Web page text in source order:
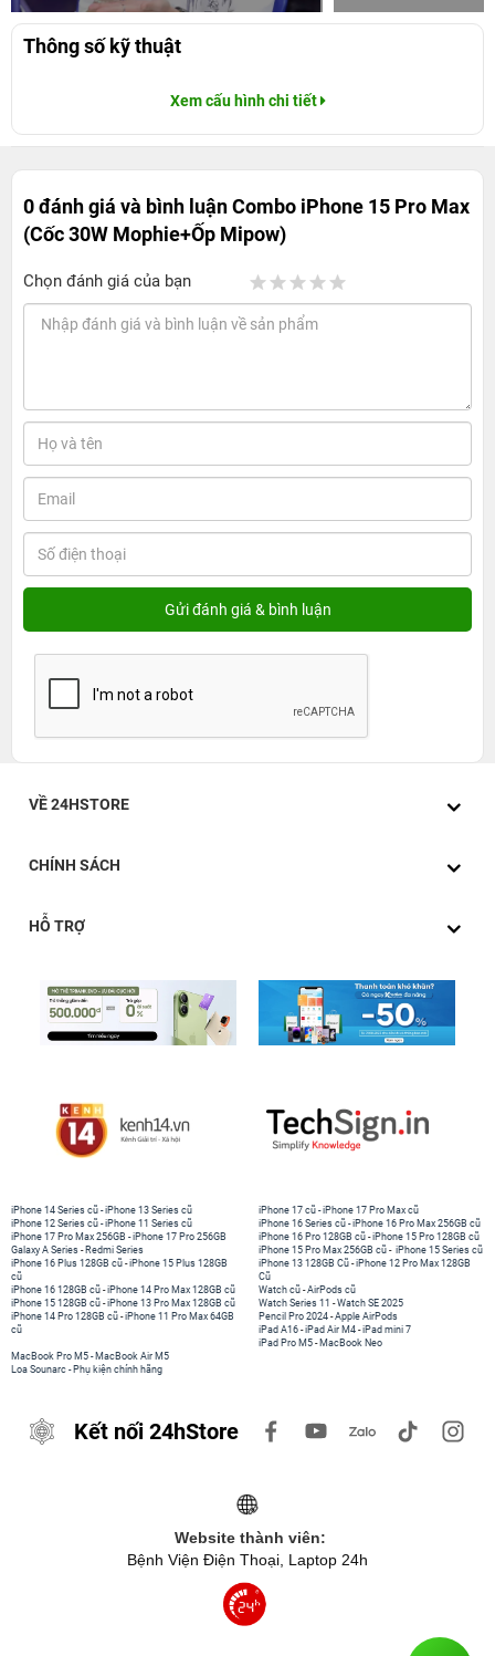
Thông số kỹ thuật
Xem cấu hình chi tiết
0 đánh giá và bình luậnCombo iPhone 15 Pro Max
(Cốc 30W Mophie+Ốp Mipow)
Chọn đánh giá của bạn
VỀ 24HSTORE
CHÍNH SÁCH
HỖ TRỢ
iPhone 14 Series cũ -iPhone 13 Series cũ
iPhone 12 Series cũ -iPhone 11 Series cũ
iPhone 17 Pro Max 256GB -iPhone 17 Pro 256GB
Galaxy A Series - Redmi Series
iPhone 17 cũ -iPhone 17 Pro Max cũ
iPhone 16 Series cũ - iPhone 16 Pro Max 256GB cũ
iPhone 16 Pro 128GB cũ -iPhone 15 Pro 128GB cũ
iPhone 15 Pro Max 256GB cũ - iPhone 15 Series cũ
iPhone 16 Plus 128GB cũ -iPhone 15 Plus 128GB
cũ
iPhone 16 128GB cũ -iPhone 14 Pro Max 128GB cũ
iPhone 15 128GB cũ -iPhone 13 Pro Max 128GB cũ
iPhone 14 Pro 128GB cũ -iPhone 11 Pro Max 64GB
cũ
iPhone 13 128GB Cũ -iPhone 12 Pro Max 128GB
Cũ
Watch cũ -AirPods cũ
Watch Series 11 -Watch SE 2025
Pencil Pro 2024 -Apple AirPods
iPad A16 -iPad Air M4 -iPad mini 7
iPad Pro M5 - MacBook Neo
MacBook Pro M5 - MacBook Air M5
Loa Sounarc - Phụ kiện chính hãng
Kết nối 24hStore
Website thành viên:
Bệnh Viện Điện Thoại, Laptop 24h